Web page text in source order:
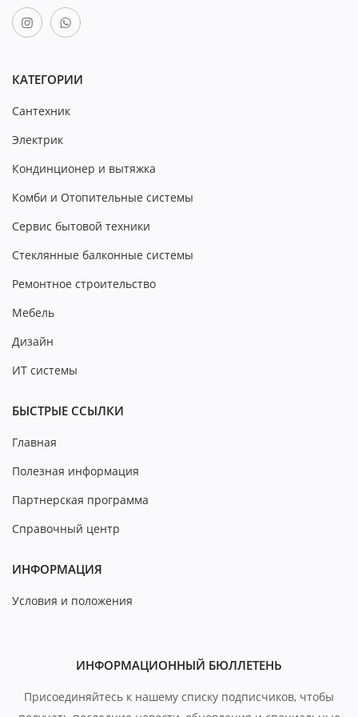
КАТЕГОРИИ
Сантехник
Электрик
Кондинционер и вытяжка
Комби и Отопительные системы
Сервис бытовой техники
Стеклянные балконные системы
Ремонтное строительство
Мебель
Дизайн
ИТ системы
БЫСТРЫЕ ССЫЛКИ
Главная
Полезная информация
Партнерская программа
Справочный центр
ИНФОРМАЦИЯ
Условия и положения
ИНФОРМАЦИОННЫЙ БЮЛЛЕТЕНЬ
Присоединяйтесь к нашему списку подписчиков, чтобы